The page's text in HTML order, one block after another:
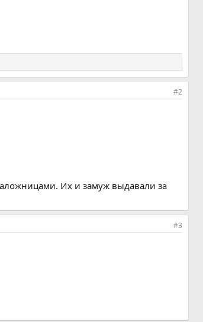
#2
Их и замуж выдавали за
#3